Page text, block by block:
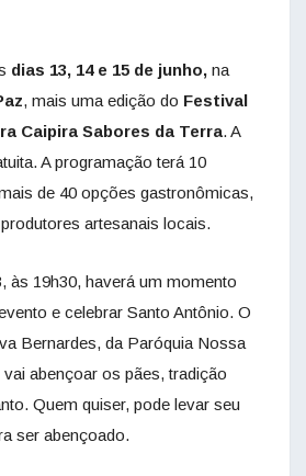
dias 13, 14 e 15 de junho, na
, mais uma edição do Festival
Caipira Sabores da Terra. A
A programação terá 10
de 40 opções gastronômicas,
artesanais locais.
às 19h30, haverá um momento
e celebrar Santo Antônio. O
Bernardes, da Paróquia Nossa
abençoar os pães, tradição
Quem quiser, pode levar seu
ser abençoado.